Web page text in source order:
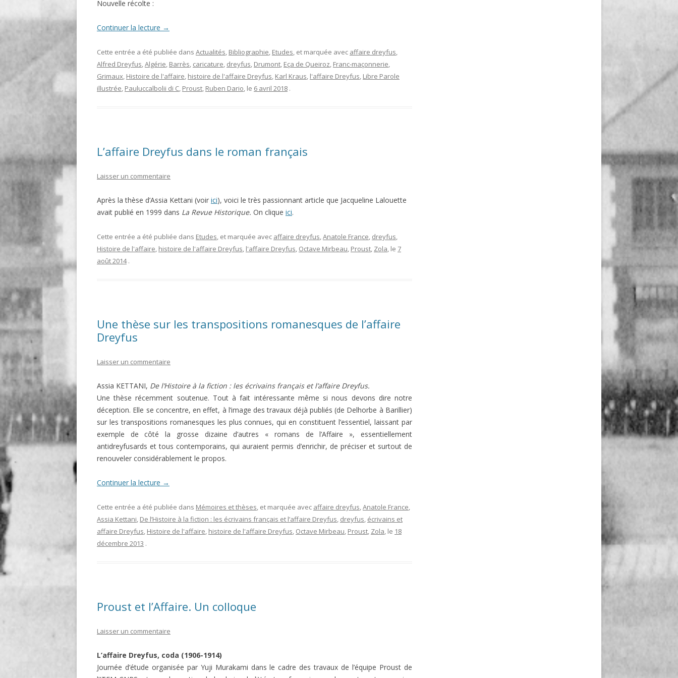
Nouvelle récolte :
Continuer la lecture →
Cette entrée a été publiée dans Actualités, Bibliographie, Etudes, et marquée avec affaire dreyfus,
Alfred Dreyfus,Algérie, Barrès, caricature, dreyfus, Drumont, Eça de Queiroz, Franc-maçonnerie,
Grimaux, Histoire de l'affaire, histoire de l'affaire Dreyfus, Karl Kraus, l'affaire Dreyfus, Libre Parole
illustrée, Pauluccalbolii di C, Proust, Ruben Dario, le 6 avril 2018 .
L’affaire Dreyfus dans le roman français
Laisser un commentaire
Après la thèse d’Assia Kettani (voir ici), voici le très passionnant article que Jacqueline Lalouette
avait publié en 1999 dans La Revue Historique. On clique ici.
Cette entrée a été publiée dans Etudes, et marquée avec affaire dreyfus,Anatole France, dreyfus,
Histoire de l'affaire, histoire de l'affaire Dreyfus, l'affaire Dreyfus, Octave Mirbeau, Proust, Zola, le 7
août 2014 .
Une thèse sur les transpositions romanesques de l’affaire
Dreyfus
Laisser un commentaire
Assia KETTANI, De l’Histoire à la fiction : les écrivains français et l’affaire Dreyfus.
Une thèse récemment soutenue. Tout à fait intéressante même si nous devons dire notre
déception. Elle se concentre, en effet, à l’image des travaux déjà publiés (de Delhorbe à Barillier)
sur les transpositions romanesques les plus connues, qui en constituent l’essentiel, laissant par
exemple de côté la grosse dizaine d’autres « romans de l’Affaire », essentiellement
antidreyfusards et tous contemporains, qui auraient permis d’enrichir, de préciser et surtout de
renouveler considérablement le propos.
Continuer la lecture →
Cette entrée a été publiée dans Mémoires et thèses, et marquée avec affaire dreyfus,Anatole France,
Assia Kettani, De l’Histoire à la fiction : les écrivains français et l’affaire Dreyfus, dreyfus, écrivains et
affaire Dreyfus, Histoire de l'affaire, histoire de l'affaire Dreyfus, Octave Mirbeau, Proust, Zola, le 18
décembre 2013 .
Proust et l’Affaire. Un colloque
Laisser un commentaire
L’affaire Dreyfus, coda (1906-1914)
Journée d’étude organisée par Yuji Murakami dans le cadre des travaux de l’équipe Proust de